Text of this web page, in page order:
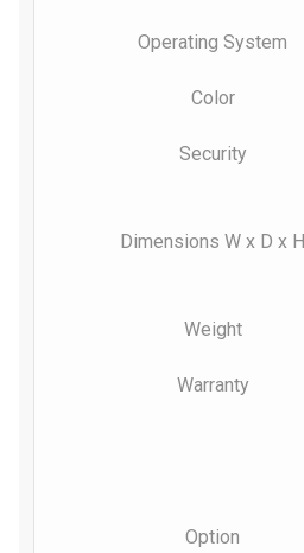
Operating System
Color
Security
Dimensions W x D x H
Weight
Warranty
Option